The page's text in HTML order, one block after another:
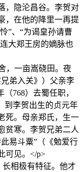
，隐沦昌谷。李贺对
，在他的降里一再提
”、“为谒皇孙请曹
大郑王房的嫡脉也
一亩嵩硗田。夜
弟入关》）父亲李
768）去蜀任职，
到李贺出生的贞元年
死。母亲郑氏，生一
贫寒。李贺兄弟二人
易斗粟”（《勉爱行
可见。</p>
相极有特征。他才